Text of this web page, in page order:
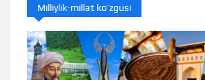
Milliylik-millat ko’zgusi